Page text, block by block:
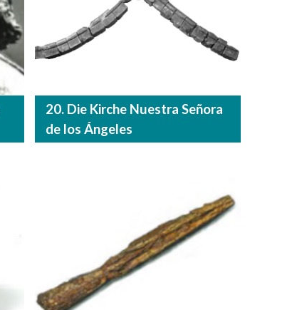
20. Die Kirche Nuestra Señora
de los Ángeles